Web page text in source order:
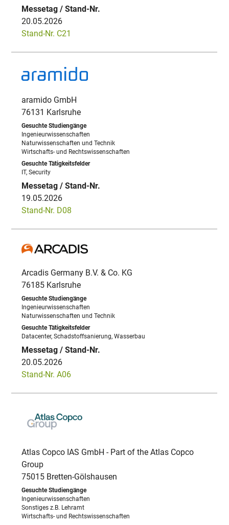
20.05.2026
Stand-Nr. C21
aramido GmbH
76131 Karlsruhe
Ingenieurwissenschaften
Naturwissenschaften und Technik
Wirtschafts- und Rechtswissenschaften
IT, Security
19.05.2026
Stand-Nr. D08
Arcadis Germany B.V. & Co. KG
76185 Karlsruhe
Ingenieurwissenschaften
Naturwissenschaften und Technik
Datacenter, Schadstoffsanierung, Wasserbau
20.05.2026
Stand-Nr. A06
Atlas Copco IAS GmbH - Part of the Atlas Copco
Group
75015 Bretten-Gölshausen
Ingenieurwissenschaften
Sonstiges z.B. Lehramt
Wirtschafts- und Rechtswissenschaften